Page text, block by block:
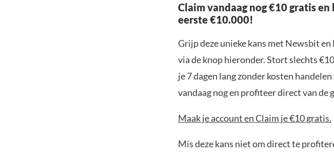
Claim vandaag nog €10 gratis
eerste €10.000!
Grijp deze unieke kans met Newsbit
via de knop hieronder. Stort slechts
je 7 dagen lang zonder kosten
vandaag nog en profiteer direct van
Maak je account en Claim je €10 gratis.
Mis deze kans niet om direct te